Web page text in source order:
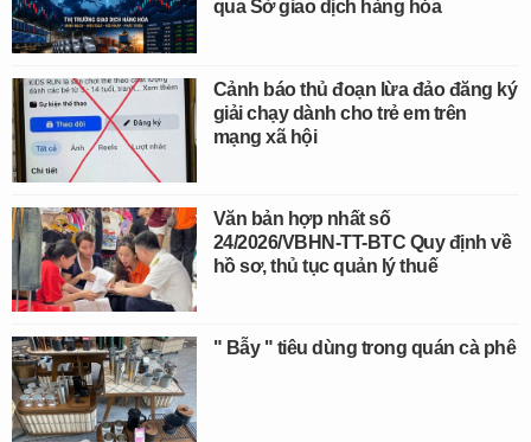
qua Sở giao dịch hàng hóa
Cảnh báo thủ đoạn lừa đảo đăng ký
giải chạy dành cho trẻ em trên
mạng xã hội
Văn bản hợp nhất số
24/2026/VBHN-TT-BTC Quy định về
hồ sơ, thủ tục quản lý thuế
" Bẫy " tiêu dùng trong quán cà phê